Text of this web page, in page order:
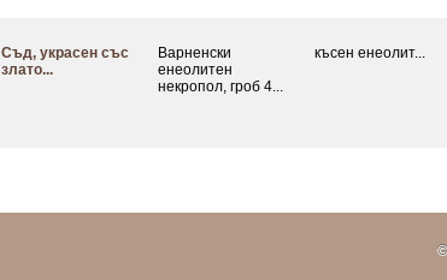
Съд, украсен със
злато...
Варненски
енеолитен
некропол, гроб 4...
късен енеолит...